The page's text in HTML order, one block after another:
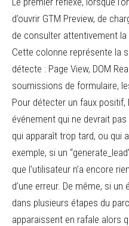
d’ouvrir GTM Preview, de
de consulter attentivement
Cette colonne représente la
détecte : Page View, DOM
soumissions de formulaire,
Pour détecter un faux positif,
événement qui ne devrait
qui apparaît trop tard, ou qui
exemple, si un
que l’utilisateur n’a encore
d’une erreur. De même, si
dans plusieurs étapes du
apparaissent en rafale alors